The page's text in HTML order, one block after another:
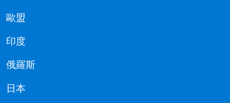
歐盟
印度
俄羅斯
日本